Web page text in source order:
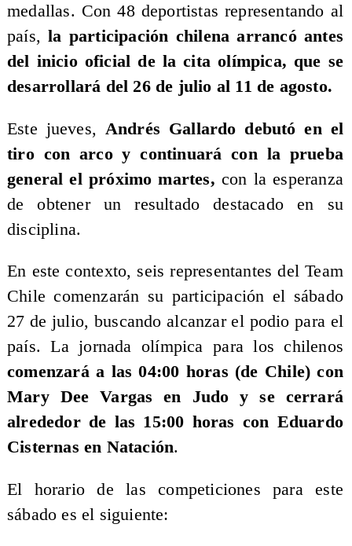
medallas. Con 48 deportistas representando al
país, la participación chilena arrancó antes
del inicio oficial de la cita olímpica, que se
desarrollará del 26 de julio al 11 de agosto.
Este jueves, Andrés Gallardo debutó en el
tiro con arco y continuará con la prueba
general el próximo martes, con la esperanza
de obtener un resultado destacado en su
disciplina.
En este contexto, seis representantes del Team
Chile comenzarán su participación el sábado
27 de julio, buscando alcanzar el podio para el
país. La jornada olímpica para los chilenos
comenzará a las 04:00 horas (de Chile) con
Mary Dee Vargas en Judo y se cerrará
alrededor de las 15:00 horas con Eduardo
Cisternas en Natación.
El horario de las competiciones para este
sábado es el siguiente: